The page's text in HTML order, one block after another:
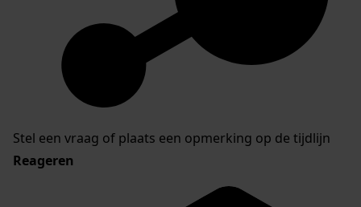
Stel een vraag of plaats een opmerking op de tijdlijn
Reageren